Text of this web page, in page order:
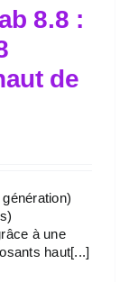
8.8 :
de
à une
haut[...]